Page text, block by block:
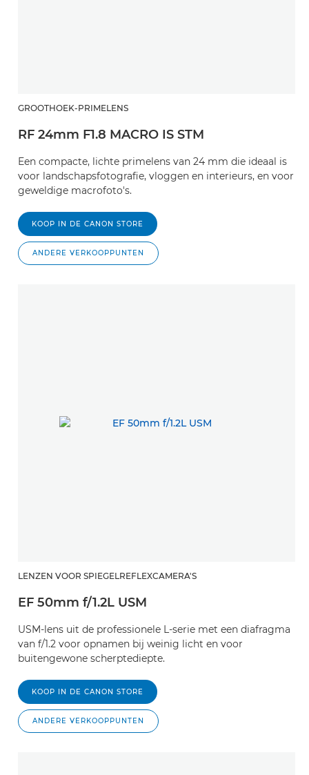
GROOTHOEK-PRIMELENS
RF 24mm F1.8 MACRO IS STM
Een compacte, lichte primelens van 24 mm die ideaal is
voor landschapsfotografie, vloggen en interieurs, en voor
geweldige macrofoto's.
KOOP IN DE CANON STORE
ANDERE VERKOOPPUNTEN
LENZEN VOOR SPIEGELREFLEXCAMERA'S
EF 50mm f/1.2L USM
USM-lens uit de professionele L-serie met een diafragma
van f/1.2 voor opnamen bij weinig licht en voor
buitengewone scherptediepte.
KOOP IN DE CANON STORE
ANDERE VERKOOPPUNTEN